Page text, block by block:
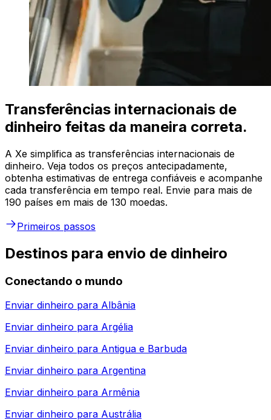
Transferências internacionais de
dinheiro feitas da maneira correta.
A Xe simplifica as transferências internacionais de
dinheiro. Veja todos os preços antecipadamente,
obtenha estimativas de entrega confiáveis e acompanhe
cada transferência em tempo real. Envie para mais de
190 países em mais de 130 moedas.
Primeiros passos
Destinos para envio de dinheiro
Conectando o mundo
Enviar dinheiro para Albânia
Enviar dinheiro para Argélia
Enviar dinheiro para Antigua e Barbuda
Enviar dinheiro para Argentina
Enviar dinheiro para Armênia
Enviar dinheiro para Austrália